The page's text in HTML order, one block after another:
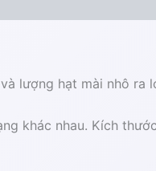
lượng hạt mài nhô ra
khác nhau. Kích